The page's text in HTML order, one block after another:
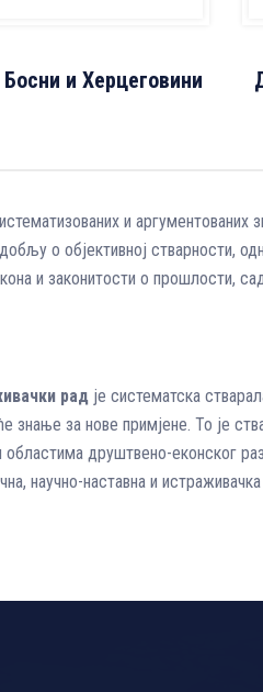
и Херцеговини
и
о објективној стварности,
и законитости о прошлoсти,
рад је систематска
знање за нове примјене. То је
друштвено-еконског
научно-наставна и